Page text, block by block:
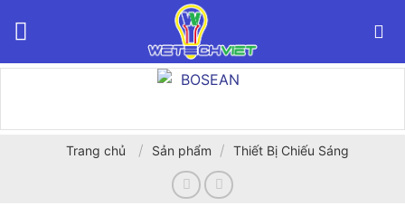
Trang chủ / Sản phẩm / Thiết Bị Chiếu Sáng